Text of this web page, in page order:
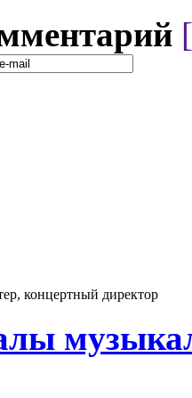
концертный директор